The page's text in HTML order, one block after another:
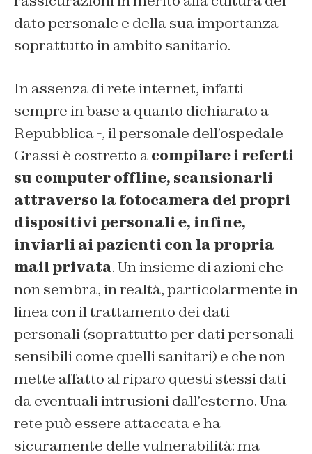
dato personale e della sua importanza
soprattutto in ambito sanitario.
In assenza di rete internet, infatti –
sempre in base a quanto dichiarato a
Repubblica -, il personale dell’ospedale
Grassi è costretto acompilare i referti
su computer offline, scansionarli
attraverso la fotocamera dei propri
dispositivi personali e, infine,
inviarli ai pazienti con la propria
mail privata. Un insieme di azioni che
non sembra, in realtà, particolarmente in
linea con il trattamento dei dati
personali (soprattutto per dati personali
sensibili come quelli sanitari) e che non
mette affatto al riparo questi stessi dati
da eventuali intrusioni dall’esterno. Una
rete può essere attaccata e ha
sicuramente delle vulnerabilità: ma